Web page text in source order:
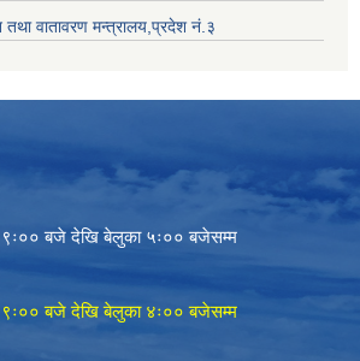
तथा वातावरण मन्त्रालय,प्रदेश नं‌‍‌‍.३
९ः०० बजे देखि बेलुका ५ः०० बजेसम्म
९ः०० बजे देखि बेलुका ४ः०० बजेसम्म